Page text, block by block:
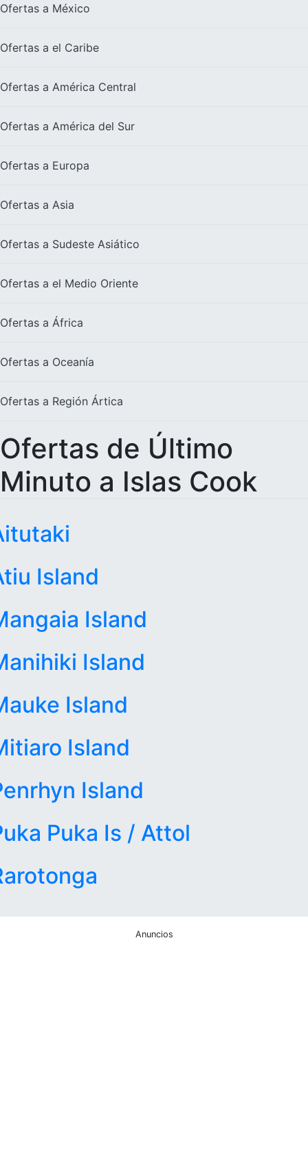
Ofertas a México
Ofertas a el Caribe
Ofertas a América Central
Ofertas a América del Sur
Ofertas a Europa
Ofertas a Asia
Ofertas a Sudeste Asiático
Ofertas a el Medio Oriente
Ofertas a África
Ofertas a Oceanía
Ofertas a Región Ártica
Ofertas de Último
Minuto a Islas Cook
Island
Island
Island
Island
Island
Island
Puka Is / Attol
Anuncios